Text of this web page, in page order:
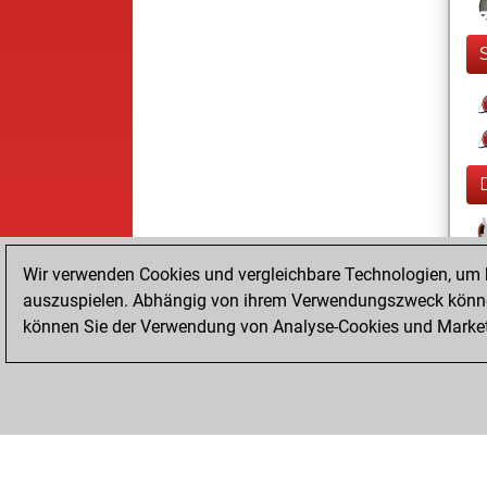
Wir verwenden Cookies und vergleichbare Technologien,
auszuspielen. Abhängig von ihrem Verwendungszweck
können Sie der Verwendung von Analyse-Cookies und